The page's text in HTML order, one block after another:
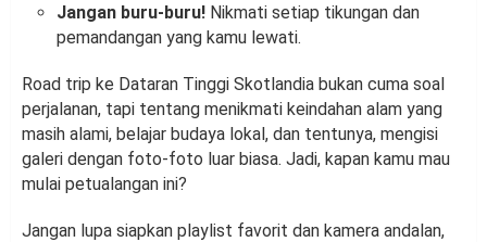
Jangan buru-buru! Nikmati setiap tikungan dan
pemandangan yang kamu lewati.
Road trip ke Dataran Tinggi Skotlandia bukan cuma soal
perjalanan, tapi tentang menikmati keindahan alam yang
masih alami, belajar budaya lokal, dan tentunya, mengisi
galeri dengan foto-foto luar biasa. Jadi, kapan kamu mau
mulai petualangan ini?
Jangan lupa siapkan playlist favorit dan kamera andalan,